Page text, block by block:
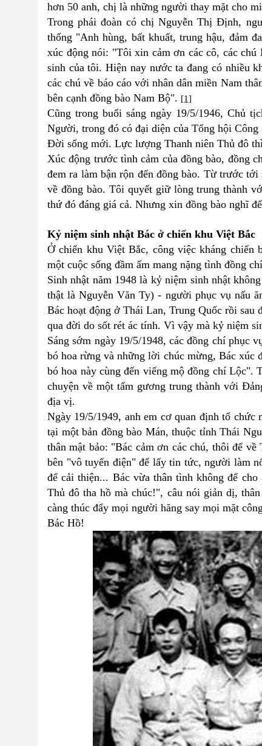
hơn 50 anh, chị là những người thay mặt cho
Trong phái đoàn có chị Nguyễn Thị Định,
thống "Anh hùng, bất khuất, trung hậu, đảm
xúc động nói: "Tôi xin cảm ơn các cô, các
sinh của tôi. Hiện nay nước ta đang có nhiều
các chú về báo cáo với nhân dân miền Nam
bên cạnh đồng bào Nam Bộ". [1]
Cũng trong buổi sáng ngày 19/5/1946, Chủ
Người, trong đó có đại diện của Tổng hội
Đời sống mới. Lực lượng Thanh niên Thủ đô
Xúc động trước tình cảm của đồng bào, đồng
đem ra làm bận rộn đến đồng bào. Từ trước
về đồng bào. Tôi quyết giữ lòng trung thành
thứ đó đáng giá cả. Nhưng xin đồng bào nghĩ
Kỷ niệm sinh nhật Bác ở chiến khu Việt Bắc
Ở chiến khu Việt Bắc, công việc kháng chiến
một cuộc sống đầm ấm mang nặng tình đồng
Sinh nhật năm 1948 là kỷ niệm sinh nhật
thật là Nguyễn Văn Ty) - người phục vụ nấu
Bác hoạt động ở Thái Lan, Trung Quốc rồi sau
qua đời do sốt rét ác tính. Vì vậy mà kỷ niệm
Sáng sớm ngày 19/5/1948, các đồng chí phục
bó hoa rừng và những lời chúc mừng, Bác xúc
bó hoa này cùng đến viếng mộ đồng chí Lộc".
chuyện về một tấm gương trung thành với
địa vị.
Ngày 19/5/1949, anh em cơ quan định tổ
tại một bản đồng bào Mán, thuộc tỉnh Thái
thân mật bảo: "Bác cảm ơn các chú, thôi để
bên "vô tuyến điện" để lấy tin tức, người làm
để cải thiện... Bác vừa thân tình không để
Thủ đô tha hồ mà chúc!", câu nói giản dị,
càng thúc đẩy mọi người hăng say mọi mặt
Bác Hồ!